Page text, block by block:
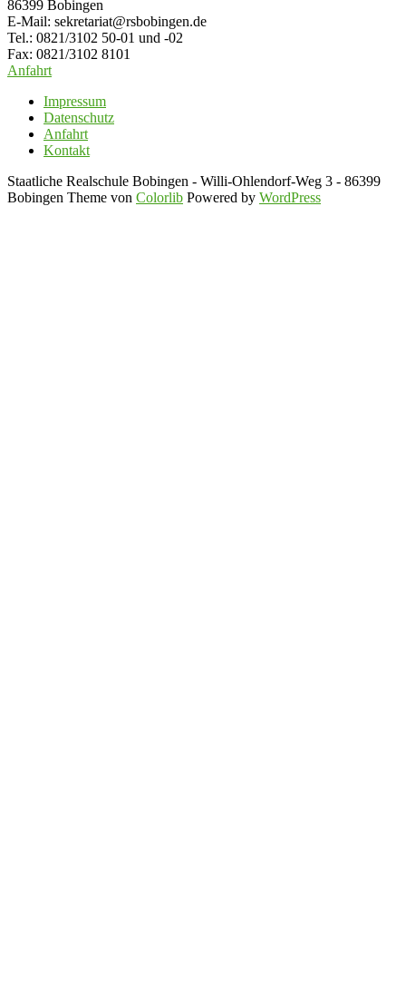
86399 Bobingen
E-Mail: sekretariat@rsbobingen.de
Tel.: 0821/3102 50-01 und -02
Fax: 0821/3102 8101
Anfahrt
Impressum
Datenschutz
Anfahrt
Kontakt
Staatliche Realschule Bobingen - Willi-Ohlendorf-Weg 3 - 86399
Bobingen Theme von Colorlib Powered by WordPress